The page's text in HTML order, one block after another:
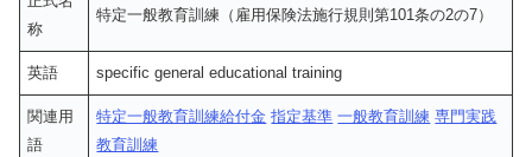
称
特定一般教育訓練（雇用保険法施行規則第101条の2の7）
英語 specific general educational training
関連用
語
特定一般教育訓練給付金 指定基準 一般教育訓練 専門実践
教育訓練